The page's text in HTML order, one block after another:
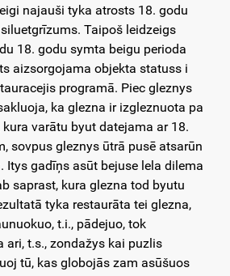
najauši tyka atrosts 18. godu
Taipoš leidzeigs
18. godu symta beigu perioda
aizsorgojama objekta statuss i
programā. Piec gleznys
ka glezna ir izgleznuota pa
varātu byut datejama ar 18.
sovpus gleznys ūtrā pusē atsarūn
Itys gadīņs asūt bejuse lela dilema
saprast, kura glezna tod byutu
tyka restaurāta tei glezna,
t.i., pādejuo, tok
ari, t.s., zondažys kai puzlis
tū, kas globojās zam asūšuos